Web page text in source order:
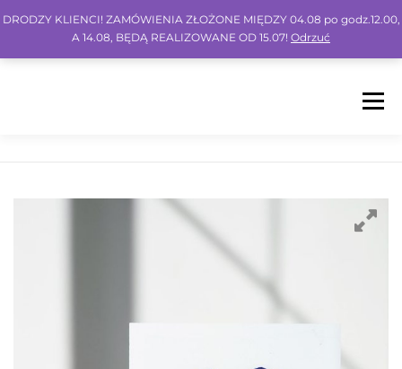
Menu
DRODZY KLIENCI! ZAMÓWIENIA ZŁOŻONE MIĘDZY 04.08 po godz.12.00,
A 14.08, BĘDĄ REALIZOWANE OD 15.07! Odrzuć